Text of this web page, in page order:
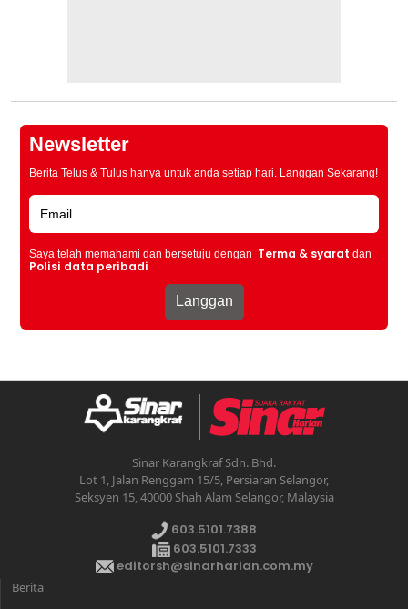
Newsletter
Berita Telus & Tulus hanya untuk anda setiap hari. Langgan Sekarang!
Saya telah memahami dan bersetuju dengan Terma & syarat dan
Polisi data peribadi
Sinar Karangkraf Sdn. Bhd.
Lot 1, Jalan Renggam 15/5, Persiaran Selangor,
Seksyen 15, 40000 Shah Alam Selangor, Malaysia
603.5101.7388
603.5101.7333
editorsh@sinarharian.com.my
Berita